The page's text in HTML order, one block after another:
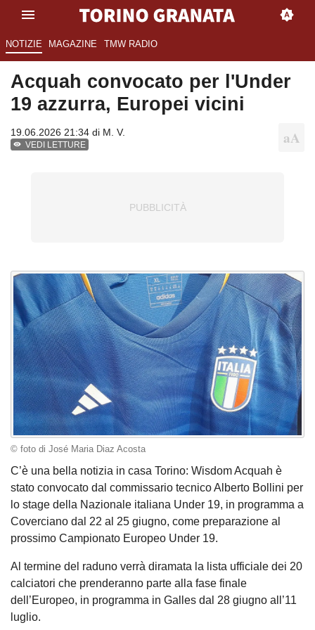
NOTIZIE MAGAZINE TMW RADIO
Acquah convocato per l'Under
19 azzurra, Europei vicini
19.06.2026 21:34 di M. V.
VEDI LETTURE
© foto di José Maria Diaz Acosta
C’è una bella notizia in casa Torino: Wisdom Acquah è
stato convocato dal commissario tecnico Alberto Bollini per
lo stage della Nazionale italiana Under 19, in programma a
Coverciano dal 22 al 25 giugno, come preparazione al
prossimo Campionato Europeo Under 19.
Al termine del raduno verrà diramata la lista ufficiale dei 20
calciatori che prenderanno parte alla fase finale
dell’Europeo, in programma in Galles dal 28 giugno all’11
luglio.